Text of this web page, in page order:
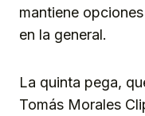
mantiene
en la general.
La quinta pega,
Tomás Morales